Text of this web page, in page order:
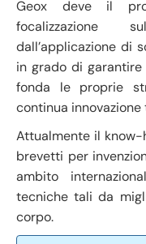
Geox deve il
focalizzazione
dall’applicazione di
in grado di
fonda le proprie
continua
Attualmente il
brevetti per
ambito
tecniche tali da
corpo.